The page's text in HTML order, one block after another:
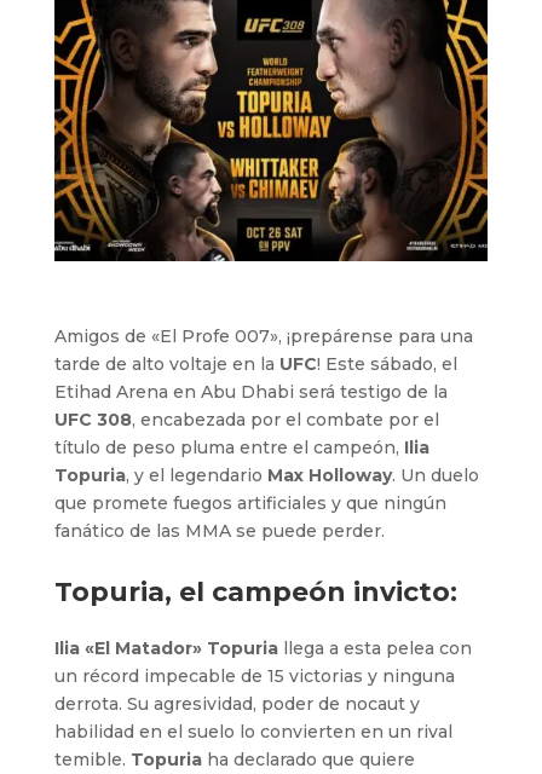
Amigos de «El Profe 007», ¡prepárense para una
tarde de alto voltaje en la UFC! Este sábado, el
Etihad Arena en Abu Dhabi será testigo de la
UFC 308, encabezada por el combate por el
título de peso pluma entre el campeón, Ilia
Topuria, y el legendario Max Holloway. Un duelo
que promete fuegos artificiales y que ningún
fanático de las MMA se puede perder.
Topuria, el campeón invicto:
Ilia «El Matador» Topuriallega a esta pelea con
un récord impecable de 15 victorias y ninguna
derrota. Su agresividad, poder de nocaut y
habilidad en el suelo lo convierten en un rival
temible. Topuriaha declarado que quiere